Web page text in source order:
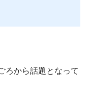
ろから話題となって